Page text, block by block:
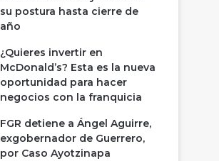
su postura hasta cierre de
año
¿Quieres invertir en
McDonald’s? Esta es la nueva
oportunidad para hacer
negocios con la franquicia
FGR detiene a Ángel Aguirre,
exgobernador de Guerrero,
por Caso Ayotzinapa